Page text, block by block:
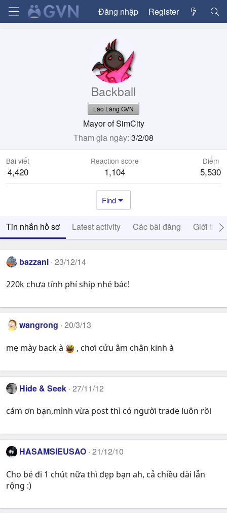
Đăng nhập Register
Backball
Lão Làng GVN
Mayor of SimCity
Tham gia ngày 3/2/08
Bài viết
4,420
Reaction score
1,104
Điểm
5,530
Find
Tin nhắn hồ sơ Latest activity Các bài đăng Giới thiệu
bazzani 23/12/14
220k chưa tính phí ship nhé bác!
wangrong 20/3/13
mẹ mày back à , chơi cửu âm chân kinh à
Hide & Seek 27/11/12
cám ơn bạn,mình vừa post thì có người trade luôn rồi
HASAMSIEUSAO 21/12/10
Cho bé đi 1 chút nữa thì đẹp bạn ah, cả chiều dài lẫn
rộng :)